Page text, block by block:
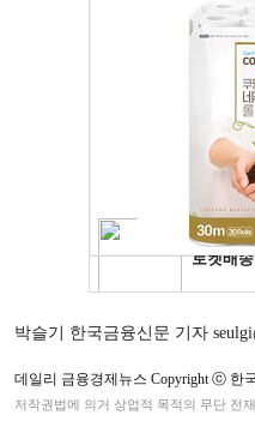
박슬기 한국금융신문 기자
데일리 금융경제뉴스 Copyright ⓒ 한
저작권법에 의거 상업적 목적의 무단 전